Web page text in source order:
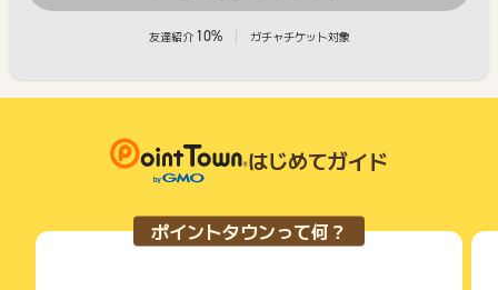
友達紹介 10% ガチャチケット対象
はじめてガイド
ポイントタウンって何？